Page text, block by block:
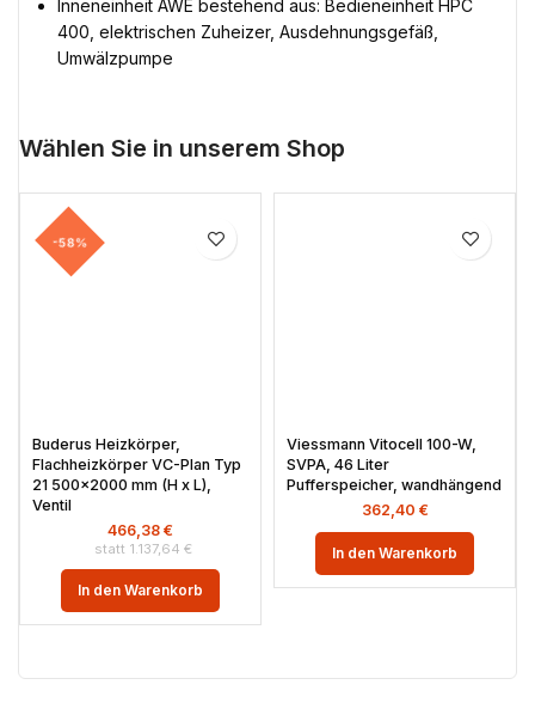
Inneneinheit AWE bestehend aus: Bedieneinheit HPC
400, elektrischen Zuheizer, Ausdehnungsgefäß,
Umwälzpumpe
Wählen Sie in unserem Shop
-58%
Buderus Heizkörper,
Flachheizkörper VC-Plan Typ
21 500×2000 mm (H x L),
Ventil
1.137,64 €
466,38 €
In den Warenkorb
Viessmann Vitocell 100-W,
SVPA, 46 Liter
Pufferspeicher, wandhängend
362,40 €
In den Warenkorb